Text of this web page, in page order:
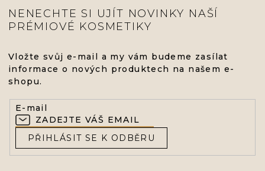
NENECHTE SI UJÍT NOVINKY NAŠÍ
PRÉMIOVÉ KOSMETIKY
Vložte svůj e-mail a my vám budeme zasílat
informace o nových produktech na našem e-
shopu.
E-mail
PŘIHLÁSIT SE K ODBĚRU